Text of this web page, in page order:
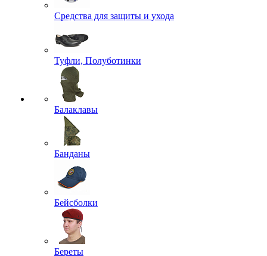
Средства для защиты и ухода
Туфли, Полуботинки
Балаклавы
Банданы
Бейсболки
Береты